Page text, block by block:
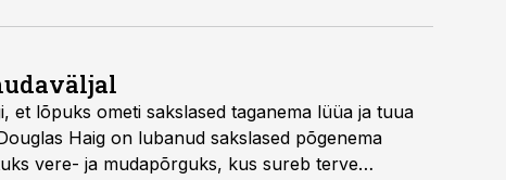
et lõpuks ometi sakslased taganema lüüa ja tuua
Haig on lubanud sakslased põgenema
vere- ja mudapõrguks, kus sureb terve